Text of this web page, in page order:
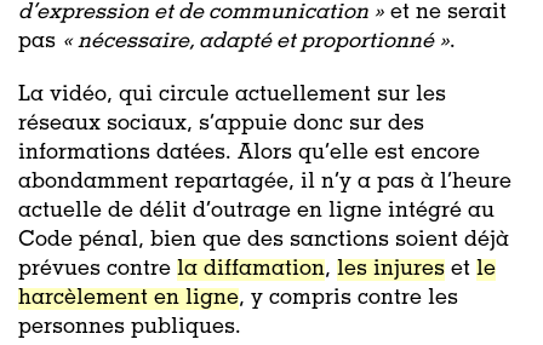
d’expression et de communication » et ne serait
pas « nécessaire, adapté et proportionné ».
La vidéo, qui circule actuellement sur les
réseaux sociaux, s’appuie donc sur des
informations datées. Alors qu’elle est encore
abondamment repartagée, il n’y a pas à l’heure
actuelle de délit d’outrage en ligne intégré au
Code pénal, bien que des sanctions soient déjà
prévues contre la diffamation, les injures et le
harcèlement en ligne, y compris contre les
personnes publiques.